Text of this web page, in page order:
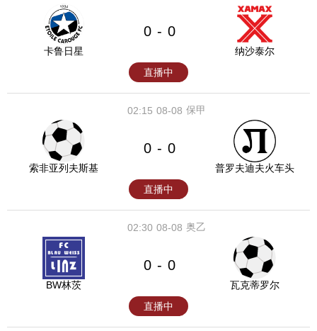
卡鲁日星
0 - 0
纳沙泰尔
直播中
08-08
02:15 保甲
索非亚列夫斯基
0 - 0
普罗夫迪夫火车头
直播中
08-08
02:30 奥乙
BW林茨
0 - 0
瓦克蒂罗尔
直播中